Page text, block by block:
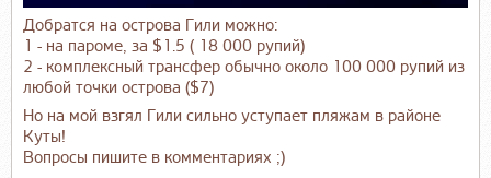
Добратся на острова Гили можно:
1 - на пароме, за $1.5 ( 18 000 рупий)
2 - комплексный трансфер обычно около 100 000 рупий из
любой точки острова ($7)
Но на мой взгял Гили сильно уступает пляжам в районе
Куты!
Вопросы пишите в комментариях ;)